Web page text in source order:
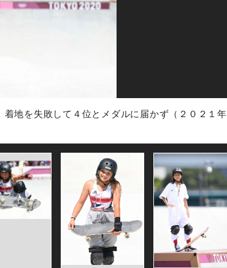
地を失敗して４位とメダルに届かず（２０２１年